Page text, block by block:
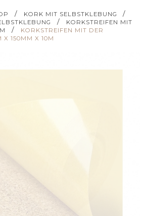
/ KORK MIT SELBSTKLEBUNG /
/
KORKSTREIFEN MIT
/
KORKSTREIFEN MIT DER
X 150MM X 10M